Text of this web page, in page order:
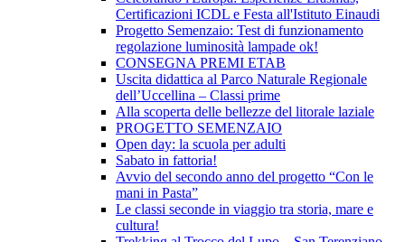
Certificazioni ICDL e Festa all'Istituto Einaudi
Progetto Semenzaio: Test di funzionamento
regolazione luminosità lampade ok!
CONSEGNA PREMI ETAB
Uscita didattica al Parco Naturale Regionale
dell’Uccellina – Classi prime
Alla scoperta delle bellezze del litorale laziale
PROGETTO SEMENZAIO
Open day: la scuola per adulti
Sabato in fattoria!
Avvio del secondo anno del progetto “Con le
mani in Pasta”
Le classi seconde in viaggio tra storia, mare e
cultura!